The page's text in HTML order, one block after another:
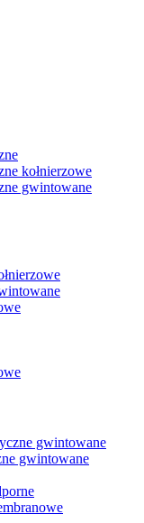
kołnierzowe
gwintowane
gwintowane
gwintowane